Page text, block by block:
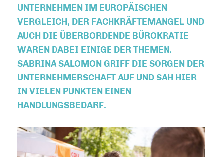
UNTERNEHMEN IM EUROPÄISCHEN
VERGLEICH, DER FACHKRÄFTEMANGEL UND
AUCH DIE ÜBERBORDENDE BÜROKRATIE
WAREN DABEI EINIGE DER THEMEN.
SABRINA SALOMON GRIFF DIE SORGEN DER
UNTERNEHMERSCHAFT AUF UND SAH HIER
IN VIELEN PUNKTEN EINEN
HANDLUNGSBEDARF.